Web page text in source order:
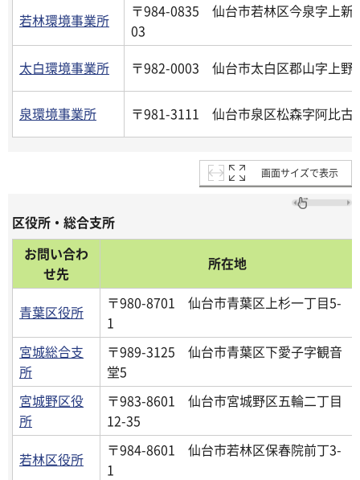
若林環境事業所
〒984-0835 仙台市若林区今泉字上新
03
太白環境事業所
〒982-0003 仙台市太白区郡山字上野
泉環境事業所 〒981-3111 仙台市泉区松森字阿比古
画面サイズで表示
区役所・総合支所
お問い合わ
せ先
所在地
青葉区役所
〒980-8701 仙台市青葉区上杉一丁目5-
1
宮城総合支
所
〒989-3125 仙台市青葉区下愛子字観音
堂5
宮城野区役
所
〒983-8601 仙台市宮城野区五輪二丁目
12-35
若林区役所
〒984-8601 仙台市若林区保春院前丁3-
1